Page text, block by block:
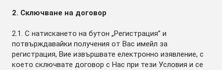
2. Сключване на договор
2.1. С натискането на бутон „Регистрация” и
потвърждавайки получения от Вас имейл за
регистрация, Вие извършвате електронно изявление, с
което сключвате договор с Нас при тези Условия и се